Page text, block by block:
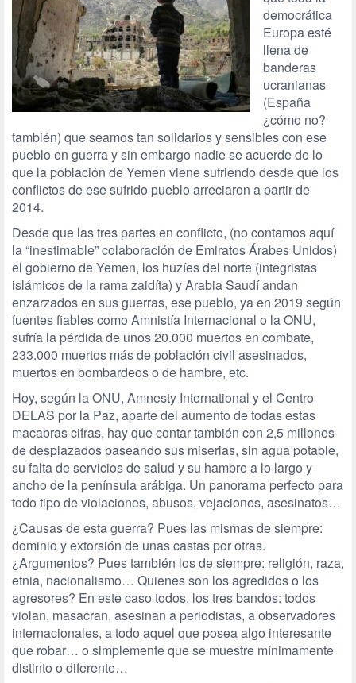
democrática
Europa esté
llena de
banderas
ucranianas
(España
¿cómo no?
también) que seamos tan solidarios y sensibles con ese
pueblo en guerra y sin embargo nadie se acuerde de lo
que la población de Yemen viene sufriendo desde que los
conflictos de ese sufrido pueblo arreciaron a partir de
2014.
Desde que las tres partes en conflicto, (no contamos aquí
la “inestimable” colaboración de Emiratos Árabes Unidos)
el gobierno de Yemen, los huzíes del norte (integristas
islámicos de la rama zaidíta) y Arabia Saudí andan
enzarzados en sus guerras, ese pueblo, ya en 2019 según
fuentes fiables como Amnistía Internacional o la ONU,
sufría la pérdida de unos 20.000 muertos en combate,
233.000 muertos más de población civil asesinados,
muertos en bombardeos o de hambre, etc.
Hoy, según la ONU, Amnesty International y el Centro
DELAS por la Paz, aparte del aumento de todas estas
macabras cifras, hay que contar también con 2,5 millones
de desplazados paseando sus miserias, sin agua potable,
su falta de servicios de salud y su hambre a lo largo y
ancho de la península arábiga. Un panorama perfecto para
todo tipo de violaciones, abusos, vejaciones, asesinatos…
¿Causas de esta guerra? Pues las mismas de siempre:
dominio y extorsión de unas castas por otras.
¿Argumentos? Pues también los de siempre: religión, raza,
etnia, nacionalismo… Quienes son los agredidos o los
agresores? En este caso todos, los tres bandos: todos
violan, masacran, asesinan a periodistas, a observadores
internacionales, a todo aquel que posea algo interesante
que robar… o simplemente que se muestre mínimamente
distinto o diferente…